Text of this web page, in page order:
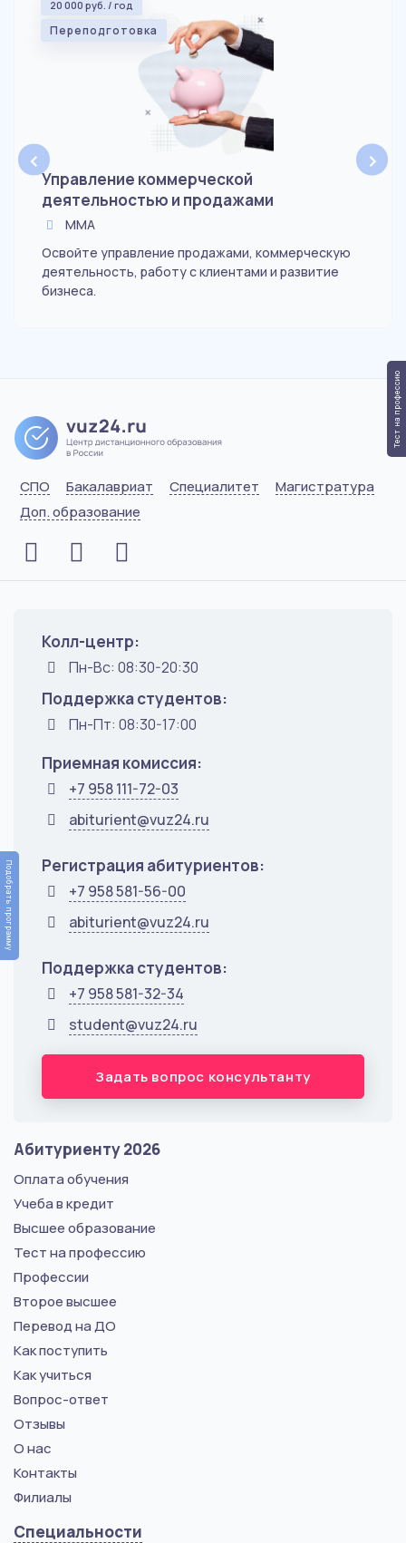
‹
20 000 руб. / год
Переподготовка
Управление коммерческой
деятельностью и продажами
ММА
Освойте управление продажами, коммерческую
деятельность, работу с клиентами и развитие
бизнеса.
›
СПО Бакалавриат Специалитет
Магистратура
Доп. образование
Колл-центр:
Пн-Вс: 08:30-20:30
Поддержка студентов:
Пн-Пт: 08:30-17:00
Приемная комиссия:
+7 958 111-72-03
abiturient@vuz24.ru
Регистрация абитуриентов:
+7 958 581-56-00
abiturient@vuz24.ru
Поддержка студентов:
+7 958 581-32-34
student@vuz24.ru
Задать вопрос консультанту
Абитуриенту 2026
Оплата обучения
Учеба в кредит
Высшее образование
Тест на профессию
Профессии
Второе высшее
Перевод на ДО
Как поступить
Как учиться
Вопрос-ответ
Отзывы
О нас
Контакты
Филиалы
Специальности
Подобрать программу
Тест на профессию